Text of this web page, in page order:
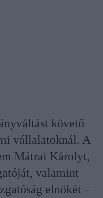
követő
vállalatoknál. A
Mátrai Károlyt,
valamint
elnökét –